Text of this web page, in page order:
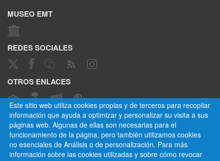
Este sitio web utiliza cookies propias y de terceros para recopilar
información que ayuda a optimizar y personalizar su visita a sus
páginas web. Algunas de ellas son necesarias para el
funcionamiento de la página, pero también utilizamos cookies
no esenciales de Análisis o de personalización. Para más
información sobre las cookies utilizadas y sobre cómo revocar
MUSEO EMT
REDES SOCIALES
OTROS ENLACES
CANAL ÉTICO